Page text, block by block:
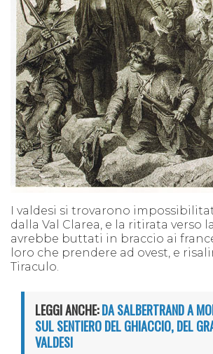
I valdesi si trovarono
dalla Val Clarea, e la ritirata verso
avrebbe buttati in braccio ai
loro che prendere ad ovest, e
Tiraculo.
LEGGI ANCHE:DA SALBERTRAND A
SUL SENTIERO DEL GHIACCIO, DEL
VALDESI